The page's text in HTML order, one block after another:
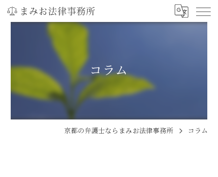
コラム
京都の弁護士ならまみお法律事務所 コラム